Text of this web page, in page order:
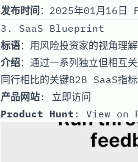
发布时间 ：2025年01月16日
3. SaaS Blueprint
标语：用风险投资家的视角理
介绍：通过一系列独立但相互
同行相比的关键B2B SaaS指
产品网站: 立即访问
Product Hunt : View on